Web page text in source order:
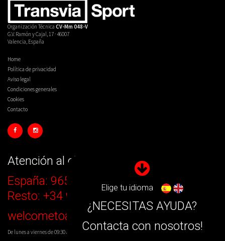
Organización Técnica CV-Mm 048-V
G.V. Ramón y Cajal, 17 · 46007
Valencia, España
Home
Política de privacidad
Aviso legal
Condiciones generales
Cookies
Contacto
Atención al cliente
España: 965 14 39 50
Resto: +34 965 14 39 50
welcometoalicante@transviasport.com
De lunes a viernes de 09:30 a 14:00 y 16:30 a 19:30.
Elige tu idioma
¿NECESITAS AYUDA?
Contacta con nosotros!